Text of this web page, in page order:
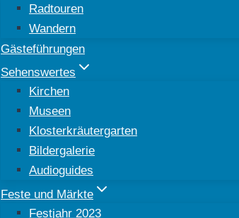
Radtouren
Wandern
Gästeführungen
Sehenswertes
Kirchen
Museen
Klosterkräutergarten
Bildergalerie
Audioguides
Feste und Märkte
Festjahr 2023